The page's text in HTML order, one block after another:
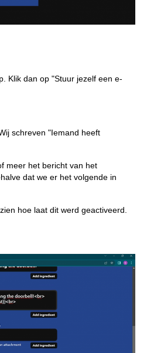
Klik dan op "Stuur jezelf een e-
schreven "Iemand heeft
meer het bericht van het
dat we er het volgende in
hoe laat dit werd geactiveerd.